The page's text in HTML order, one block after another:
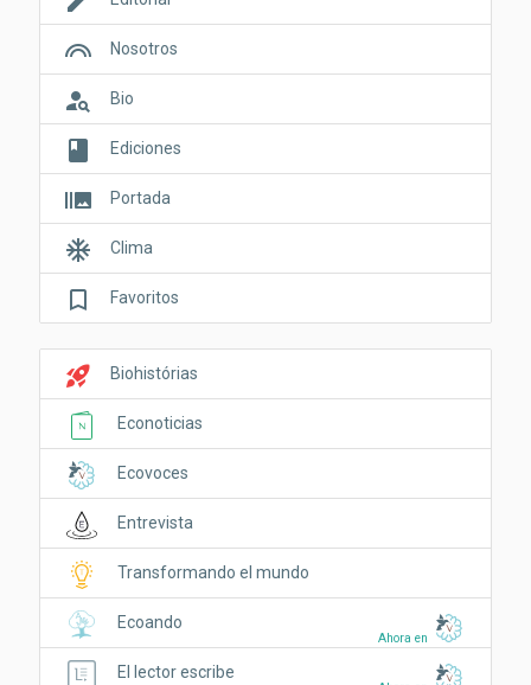
looks Nosotros
person_search Bio
book Ediciones
burst_mode Portada
ac_unit Clima
bookmark_border Favoritos
rocket_launch Biohistórias
Econoticias
Ecovoces
Entrevista
Transformando el mundo
Ahora en
Ecoando
El lector escribe